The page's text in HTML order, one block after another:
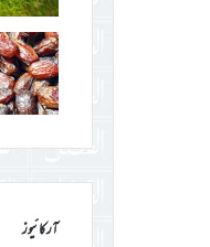
آرکائیوز